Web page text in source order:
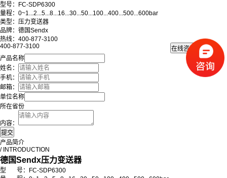
型号：FC-SDP6300
量程：0~1...2...5...8...16...30...50...100...400...500...600bar
类型：压力变送器
品牌：德国Sendx
热线：400-877-3100
400-877-3100
产品名称
姓名：
手机：
邮箱：
单位名称
所在省份
内容：
产品简介
/ INTRODUCTION
德国Sendx压力变送器
型 号：FC-SDP6300